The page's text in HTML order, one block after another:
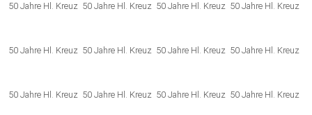
50 Jahre Hl. Kreuz 50 Jahre Hl. Kreuz 50 Jahre Hl. Kreuz 50 Jahre Hl. Kreuz
50 Jahre Hl. Kreuz 50 Jahre Hl. Kreuz 50 Jahre Hl. Kreuz 50 Jahre Hl. Kreuz
50 Jahre Hl. Kreuz 50 Jahre Hl. Kreuz 50 Jahre Hl. Kreuz 50 Jahre Hl. Kreuz